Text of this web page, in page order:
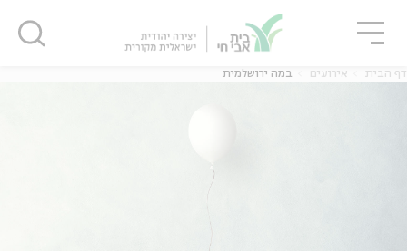
דף הבית אירועים במה ירושלמית
סגור